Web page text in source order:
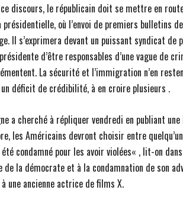
discours, le républicain doit se mettre en
où l’envoi de premiers bulletins
Il s’exprimera devant un puissant syndicat de
d’être responsables d’une vague de
La sécurité et l’immigration n’en
déficit de crédibilité, à en croire plusieurs .
a cherché à répliquer vendredi en publiant
les Américains devront choisir entre
condamné pour les avoir violées« , lit-on
la démocrate et à la condamnation de son
une ancienne actrice de films X.